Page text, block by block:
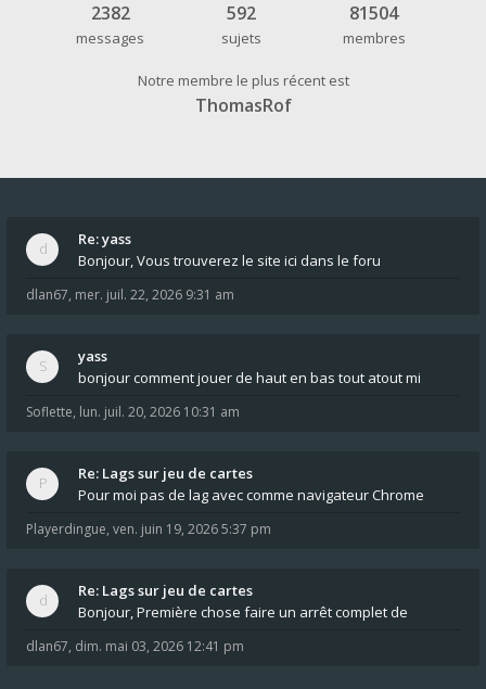
2382
messages
592
sujets
81504
membres
Notre membre le plus récent est
ThomasRof
Re: yass
Bonjour, Vous trouverez le site ici dans le foru
dlan67, mer. juil. 22, 2026 9:31 am
yass
bonjour comment jouer de haut en bas tout atout mi
Soflette, lun. juil. 20, 2026 10:31 am
Re: Lags sur jeu de cartes
Pour moi pas de lag avec comme navigateur Chrome
Playerdingue, ven. juin 19, 2026 5:37 pm
Re: Lags sur jeu de cartes
Bonjour, Première chose faire un arrêt complet de
dlan67, dim. mai 03, 2026 12:41 pm